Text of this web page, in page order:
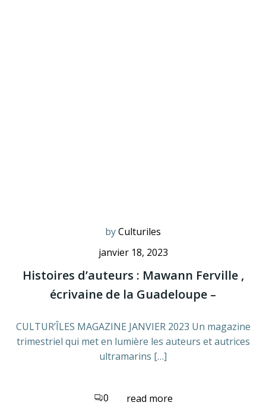
byCulturiles
janvier 18, 2023
Histoires d’auteurs : Mawann Ferville ,
écrivaine de la Guadeloupe –
CULTUR’ÎLES MAGAZINE JANVIER 2023 Un magazine
trimestriel qui met en lumière les auteurs et autrices
ultramarins […]
0 read more